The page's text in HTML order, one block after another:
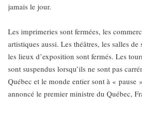
jamais le jour.
Les imprimeries sont fermées, les
artistiques aussi. Les théâtres, les salles de
les lieux d’exposition sont fermés. Les
sont suspendus lorsqu’ils ne sont pas
Québec et le monde entier sont à « pause
annoncé le premier ministre du Québec,